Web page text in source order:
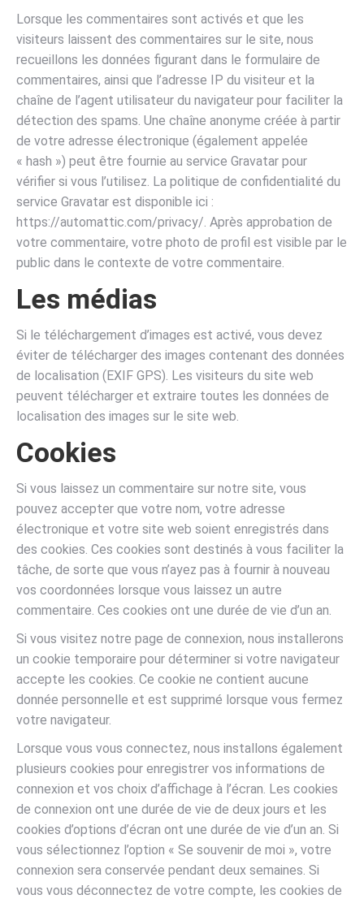
Lorsque les commentaires sont activés et que les
visiteurs laissent des commentaires sur le site, nous
recueillons les données figurant dans le formulaire de
commentaires, ainsi que l’adresse IP du visiteur et la
chaîne de l’agent utilisateur du navigateur pour faciliter la
détection des spams. Une chaîne anonyme créée à partir
de votre adresse électronique (également appelée
« hash ») peut être fournie au service Gravatar pour
vérifier si vous l’utilisez. La politique de confidentialité du
service Gravatar est disponible ici :
https://automattic.com/privacy/. Après approbation de
votre commentaire, votre photo de profil est visible par le
public dans le contexte de votre commentaire.
Les médias
Si le téléchargement d’images est activé, vous devez
éviter de télécharger des images contenant des données
de localisation (EXIF GPS). Les visiteurs du site web
peuvent télécharger et extraire toutes les données de
localisation des images sur le site web.
Cookies
Si vous laissez un commentaire sur notre site, vous
pouvez accepter que votre nom, votre adresse
électronique et votre site web soient enregistrés dans
des cookies. Ces cookies sont destinés à vous faciliter la
tâche, de sorte que vous n’ayez pas à fournir à nouveau
vos coordonnées lorsque vous laissez un autre
commentaire. Ces cookies ont une durée de vie d’un an.
Si vous visitez notre page de connexion, nous installerons
un cookie temporaire pour déterminer si votre navigateur
accepte les cookies. Ce cookie ne contient aucune
donnée personnelle et est supprimé lorsque vous fermez
votre navigateur.
Lorsque vous vous connectez, nous installons également
plusieurs cookies pour enregistrer vos informations de
connexion et vos choix d’affichage à l’écran. Les cookies
de connexion ont une durée de vie de deux jours et les
cookies d’options d’écran ont une durée de vie d’un an. Si
vous sélectionnez l’option « Se souvenir de moi », votre
connexion sera conservée pendant deux semaines. Si
vous vous déconnectez de votre compte, les cookies de